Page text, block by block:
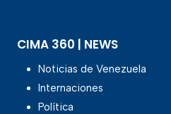
CIMA 360 | NEWS
Noticias de Venezuela
Internaciones
Política